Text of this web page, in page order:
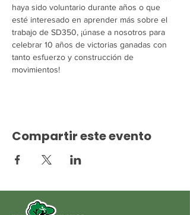
haya sido voluntario durante años o que
esté interesado en aprender más sobre el
trabajo de SD350, ¡únase a nosotros para
celebrar 10 años de victorias ganadas con
tanto esfuerzo y construcción de
movimientos!
Compartir este evento